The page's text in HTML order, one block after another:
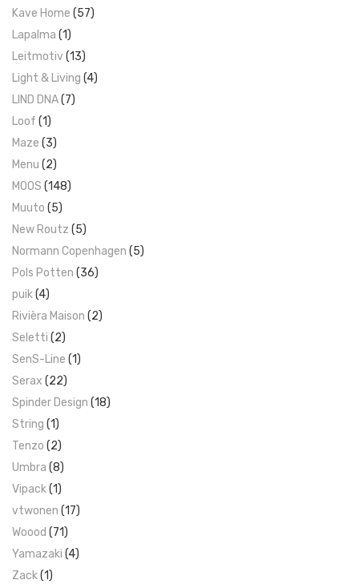
Kave Home (57)
Lapalma (1)
Leitmotiv(13)
Light & Living (4)
LIND DNA(7)
Loof (1)
Maze (3)
Menu (2)
MOOS (148)
Muuto (5)
New Routz (5)
Normann Copenhagen (5)
Pols Potten (36)
puik(4)
Rivièra Maison (2)
Seletti (2)
SenS-Line (1)
Serax (22)
Spinder Design (18)
String (1)
Tenzo (2)
Umbra (8)
Vipack(1)
vtwonen (17)
Woood (71)
Yamazaki (4)
Zack(1)